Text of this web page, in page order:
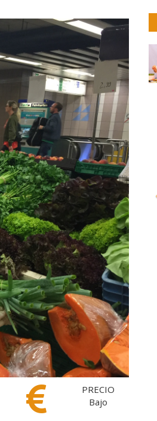
PRECIO
Bajo